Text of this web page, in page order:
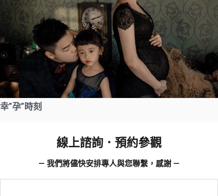
幸”孕”時刻
線上諮詢．預約參觀
— 我們將儘快安排專人與您聯繫，感謝 —